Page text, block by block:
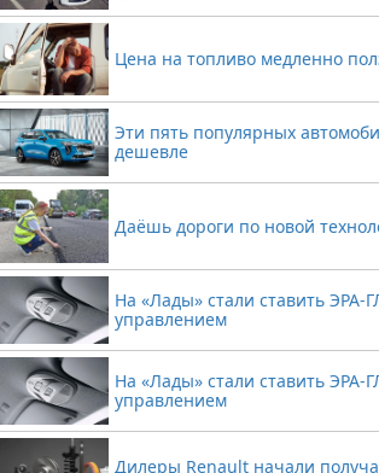
Цена на топливо медленно
Эти пять популярных
дешевле
Даёшь дороги по новой
На «Лады» стали ставить
управлением
На «Лады» стали ставить
управлением
Дилеры Renault начали